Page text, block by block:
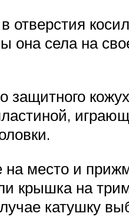
она села на
место и
крышка на
катушку